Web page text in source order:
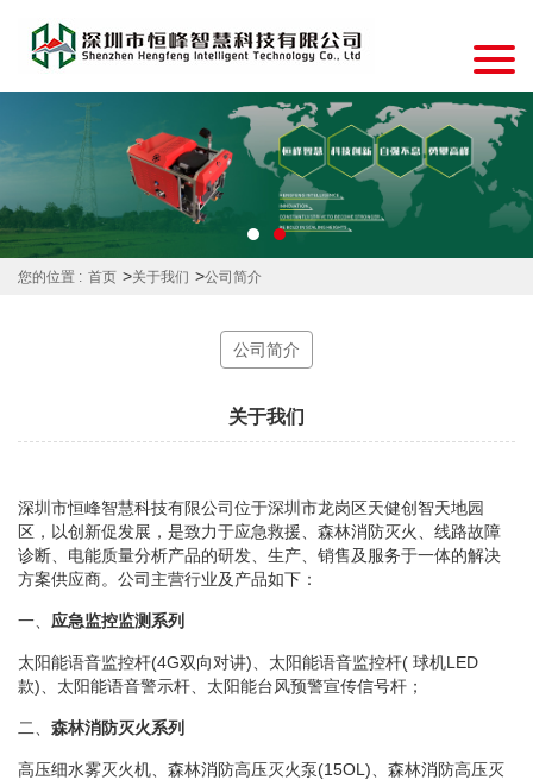
您的位置 : 首页 >关于我们 >公司简介
公司简介
关于我们
深圳市恒峰智慧科技有限公司位于深圳市龙岗区天健创智天地园
区，以创新促发展，是致力于应急救援、森林消防灭火、线路故障
诊断、电能质量分析产品的研发、生产、销售及服务于一体的解决
方案供应商。公司主营行业及产品如下：
一、 应急监控监测系列
太阳能语音监控杆(4G双向对讲)、太阳能语音监控杆( 球机LED
款)、太阳能语音警示杆、太阳能台风预警宣传信号杆；
二、 森林消防灭火系列
高压细水雾灭火机、森林消防高压灭火泵(15OL)、森林消防高压灭